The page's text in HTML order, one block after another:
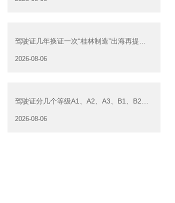
驾驶证几年换证一次“桂林制造”出海再提
2026-08-06
驾驶证分几个等级A1、A2、A3、B1、B2驾
2026-08-06